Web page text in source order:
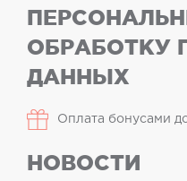
ОБРАБОТКУ
ДАННЫХ
Оплата бонусами
НОВОСТИ